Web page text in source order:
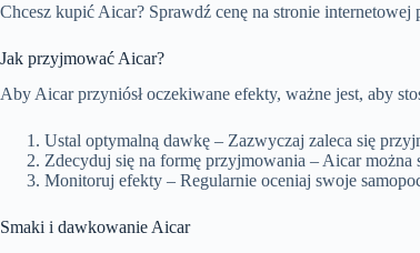
Chcesz kupić Aicar? Sprawdź cenę na stronie
Jak przyjmować Aicar?
Aby Aicar przyniósł oczekiwane efekty, ważne jest, aby
Ustal optymalną dawkę – Zazwyczaj zaleca się
Zdecyduj się na formę przyjmowania – Aicar
Monitoruj efekty – Regularnie oceniaj swoje
Smaki i dawkowanie Aicar